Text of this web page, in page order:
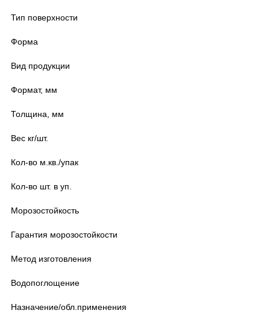
Тип поверхности
Форма
Вид продукции
Формат, мм
Толщина, мм
Вес кг/шт.
Кол-во м.кв./упак
Кол-во шт. в уп.
Морозостойкость
Гарантия морозостойкости
Метод изготовления
Водопоглощение
Назначение/обл.применения